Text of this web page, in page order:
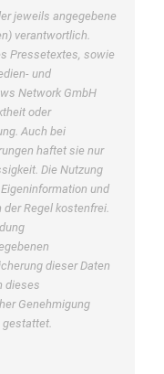
jeweils angegebene
verantwortlich.
Pressetextes, sowie
und
Network GmbH
oder
Auch bei
haftet sie nur
Die Nutzung
und
Regel kostenfrei.
dieser Daten
dieses
Genehmigung